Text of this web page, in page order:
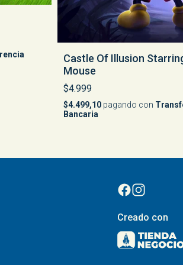
Castle Of Illusion
Mouse
$4.999
$4.499,10 pagando con
Bancaria
Creado con